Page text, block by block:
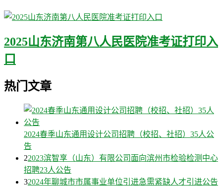
2025山东济南第八人民医院准考证打印入
口
热门文章
2024春季山东通用设计公司招聘（校招、社招）35人公
告
22023滨智享（山东）有限公司面向滨州市检验检测中心
招聘23人公告
32024年聊城市市属事业单位引进急需紧缺人才引进公告